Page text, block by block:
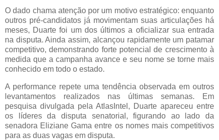
O dado chama atenção por um motivo estratégico: enquanto
outros pré-candidatos já movimentam suas articulações há
meses, Duarte foi um dos últimos a oficializar sua entrada
na disputa. Ainda assim, alcançou rapidamente um patamar
competitivo, demonstrando forte potencial de crescimento à
medida que a campanha avance e seu nome se torne mais
conhecido em todo o estado.
A performance repete uma tendência observada em outros
levantamentos realizados nas últimas semanas. Em
pesquisa divulgada pela AtlasIntel, Duarte apareceu entre
os líderes da disputa senatorial, figurando ao lado da
senadora Eliziane Gama entre os nomes mais competitivos
para as duas vagas em disputa.